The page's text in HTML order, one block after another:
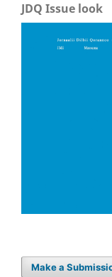
JDQ Issue look
Make a